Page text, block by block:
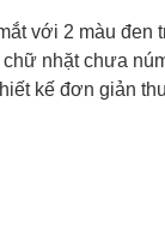
với 2 màu đen
nhặt chưa
kế đơn giản